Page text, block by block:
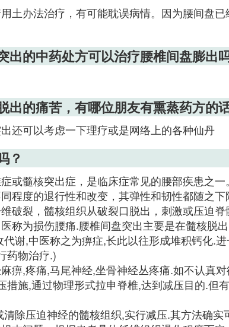
土办法治疗，有可能耽误病情。因为腰间盘
出的中药处方可以治疗腰椎间盘膨出
出的痛苦，有哪位朋友有熏蒸药方的
还可以考虑一下理疗或是网络上的各种仙丹
？
或髓核突出症，是临床症常见的腰部疾患之
程度的退行性和改变，其弹性和韧性都随之
破裂，髓核组织从破裂口脱出，刺激或压迫
称为损伤腰痛.腰椎间盘突出主要是在髓核脱
谢,中医称之为痹症,长此以往形成堆积钙化.
药物治疗.)
痹,疼痛,马尾神经,坐骨神经丛疼痛.如不认真
施,通过物理形式拉申脊椎,达到减压目的.但
除压迫神经的髓核组织,实行减压.其方法确